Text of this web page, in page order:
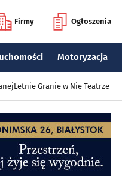
Firmy Ogłoszenia
Motoryzacja
Letnie Granie w Nie Teatrze